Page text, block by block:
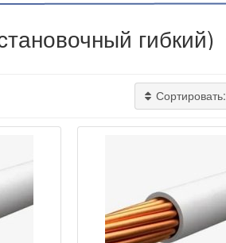
гибкий)
Сортировать: